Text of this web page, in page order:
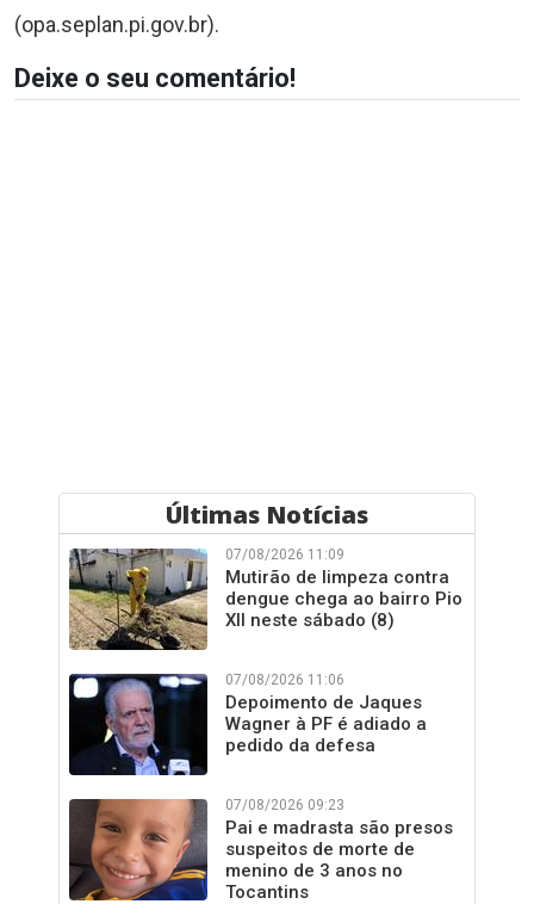
(opa.seplan.pi.gov.br).
Deixe o seu comentário!
Últimas Notícias
07/08/2026 11:09
Mutirão de limpeza contra
dengue chega ao bairro Pio
XII neste sábado (8)
07/08/2026 11:06
Depoimento de Jaques
Wagner à PF é adiado a
pedido da defesa
07/08/2026 09:23
Pai e madrasta são presos
suspeitos de morte de
menino de 3 anos no
Tocantins